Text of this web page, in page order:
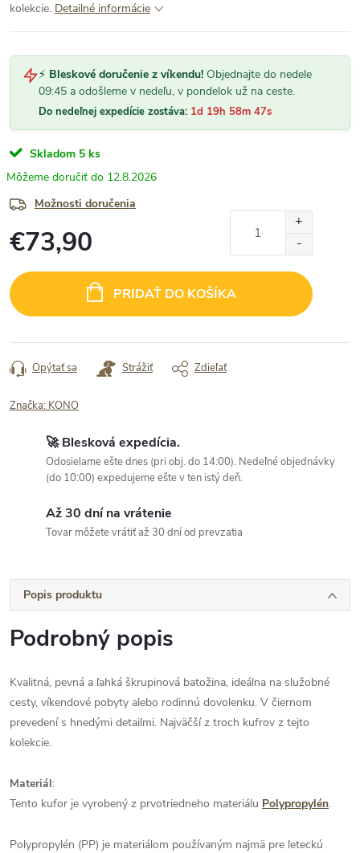
kolekcie. Detailné informácie
⚡ Bleskové doručenie z víkendu! Objednajte do nedele
09:45 a odošleme v nedeľu, v pondelok už na ceste.
Do nedeľnej expedície zostáva: 1d 19h 58m 46s
Skladom 5 ks
12.8.2026
Možnosti doručenia
€73,90
cena:
PRIDAŤ DO KOŠÍKA
Opýtať sa Strážiť Zdieľať
Značka: KONO
🚀 Blesková expedícia.
Odosielame ešte dnes (pri obj. do 14:00). Nedeľné objednávky
(do 10:00) expedujeme ešte v ten istý deň.
Až 30 dní na vrátenie
Tovar môžete vrátiť až 30 dní od prevzatia
Popis produktu
Podrobný popis
Kvalitná, pevná a ľahká škrupinová batožina, ideálna na služobné
cesty, víkendové pobyty alebo rodinnú dovolenku. V čiernom
prevedení s hnedými detailmi. Najväčší z troch kufrov z tejto
kolekcie.
Materiál:
Tento kufor je vyrobený z prvotriedneho materiálu Polypropylén.
Polypropylén (PP) je materiálom používaným najmä pre leteckú